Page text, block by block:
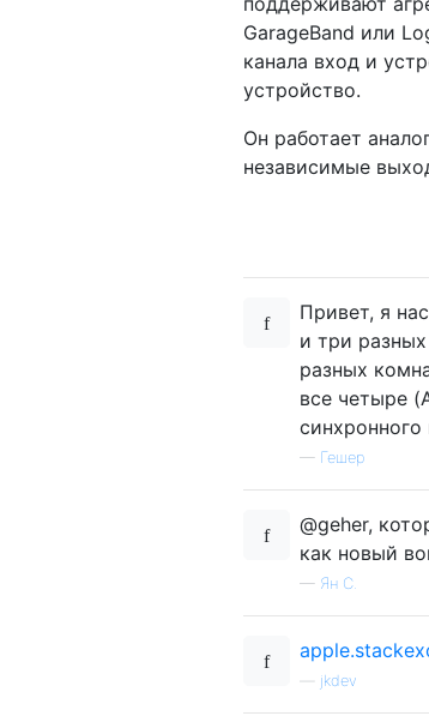
GarageBand или
канала вход и
устройство.
Он работает
независимые
Привет, я
и три
разных
все четыре
синхронного
— Гешер
@geher,
как новый
— Ян С.
jkdev